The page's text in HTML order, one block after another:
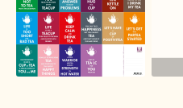
Personal
Privacy